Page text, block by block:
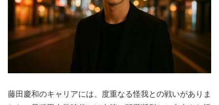
藤田慶和のキャリアには、度重なる怪我との戦いがありま